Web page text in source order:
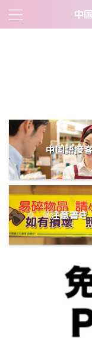
中
中国語接
注意書き